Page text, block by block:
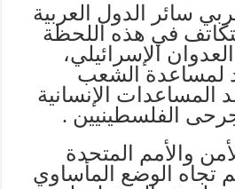
سائر الدول العربية
في هذه اللحظة
الإسرائيلي،
لمساعدة الشعب
الإنسانية
الفلسطينيين .
والأمم المتحدة
تجاه الوضع المأساوي